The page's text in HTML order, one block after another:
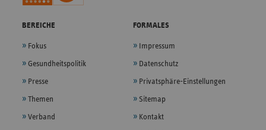
BEREICHE
Fokus
Gesundheitspolitik
Presse
Themen
Verband
FORMALES
Impressum
Datenschutz
Privatsphäre-Einstellungen
Sitemap
Kontakt